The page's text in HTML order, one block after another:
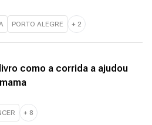
PORTO ALEGRE + 2
como a corrida a ajudou
+ 8